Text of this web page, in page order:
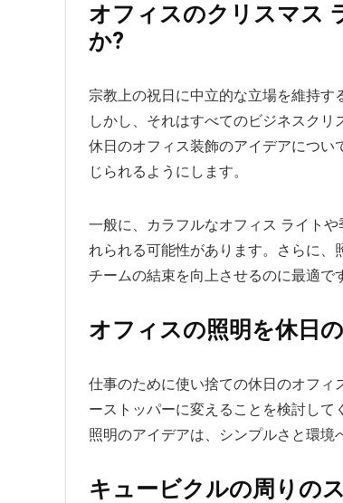
オフィスのクリスマス
か?
宗教上の祝日に中立的な立場を維持す
しかし、それはすべてのビジネスクリ
休日のオフィス装飾のアイデアにつ
じられるようにします。
一般に、カラフルなオフィス ライト
れられる可能性があります。さらに、
チームの結束を向上させるのに最適で
オフィスの照明を休日
仕事のために使い捨ての休日のオフィ
ーストッパーに変えることを検討して
照明のアイデアは、シンプルさと環境
キュービクルの周りの